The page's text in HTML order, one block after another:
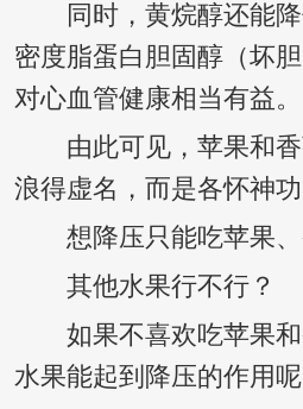
同时，黄烷醇还能降
密度脂蛋白胆固醇（坏
对心血管健康相当有益。
由此可见，苹果和香
浪得虚名，而是各怀神功
想降压只能吃苹果、
其他水果行不行？
如果不喜欢吃苹果和
水果能起到降压的作用呢